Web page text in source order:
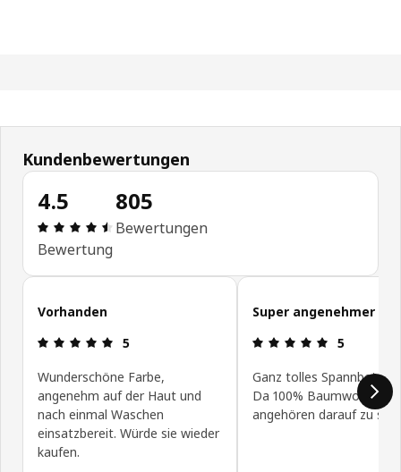
Kundenbewertungen
4.5
Bewertung: 4.5 von 5 Sterne Alle Bewertungen:
Bewertung
805
Bewertungen
Kundenbewertungen überspringen
Vorhanden
Bewertung: 5 von 5 Sterne
5
Wunderschöne Farbe,
angenehm auf der Haut und
nach einmal Waschen
einsatzbereit. Würde sie wieder
kaufen.
Super angenehmer
5
Ganz tolles
Da 100% Baumwolle
angehören darauf zu